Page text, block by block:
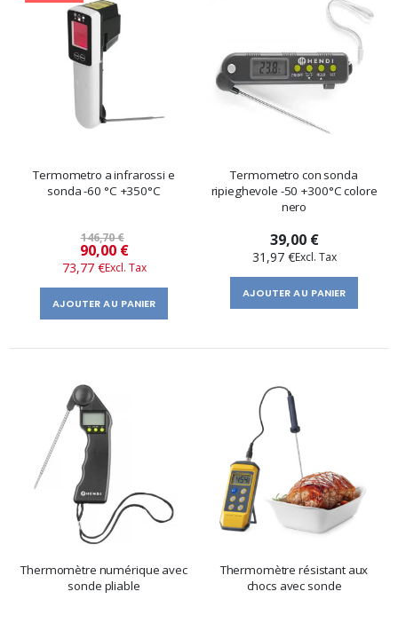
Termometro a infrarossi e
sonda -60 °C +350°C
146,70 €
Prix
​​
spécial
90,00 €
73,77 €
AJOUTER AU PANIER
Termometro con sonda
ripieghevole -50 +300°C colore
nero
39,00 €
31,97 €
AJOUTER AU PANIER
Thermomètre numérique avec
sonde pliable
Thermomètre résistant aux
chocs avec sonde